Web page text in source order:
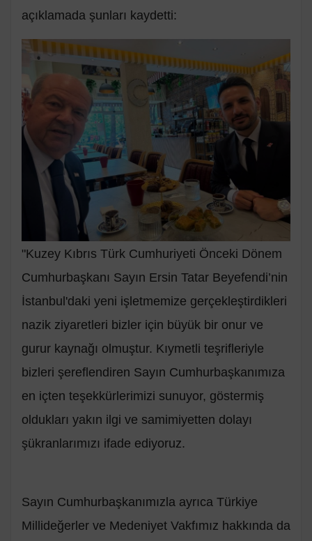
açıklamada şunları kaydetti:
"Kuzey Kıbrıs Türk Cumhuriyeti Önceki Dönem
Cumhurbaşkanı Sayın Ersin Tatar Beyefendi’nin
İstanbul'daki yeni işletmemize gerçekleştirdikleri
nazik ziyaretleri bizler için büyük bir onur ve
gurur kaynağı olmuştur. Kıymetli teşrifleriyle
bizleri şereflendiren Sayın Cumhurbaşkanımıza
en içten teşekkürlerimizi sunuyor, göstermiş
oldukları yakın ilgi ve samimiyetten dolayı
şükranlarımızı ifade ediyoruz.
Sayın Cumhurbaşkanımızla ayrıca Türkiye
Millideğerler ve Medeniyet Vakfımız hakkında da